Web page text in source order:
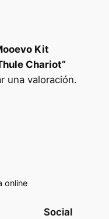
Kit
Chariot”
una valoración.
online
Social